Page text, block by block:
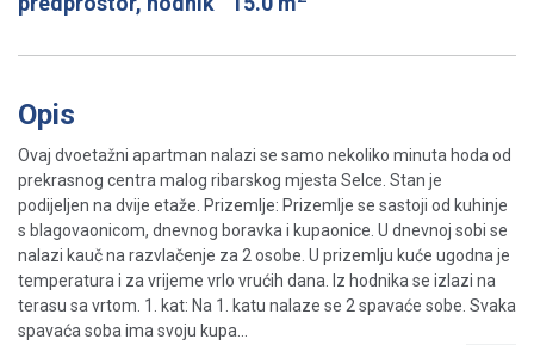
Opis
Ovaj dvoetažni apartman nalazi se samo nekoliko minuta hoda od
prekrasnog centra malog ribarskog mjesta Selce. Stan je
podijeljen na dvije etaže. Prizemlje: Prizemlje se sastoji od kuhinje
s blagovaonicom, dnevnog boravka i kupaonice. U dnevnoj sobi se
nalazi kauč na razvlačenje za 2 osobe. U prizemlju kuće ugodna je
temperatura i za vrijeme vrlo vrućih dana. Iz hodnika se izlazi na
terasu sa vrtom. 1. kat: Na 1. katu nalaze se 2 spavaće sobe. Svaka
spavaća soba ima svoju kupa...